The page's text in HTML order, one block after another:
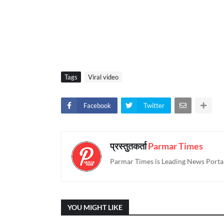
Tags Viral video
Facebook Twitter
प्रस्तुतकर्ताParmar Times
Parmar Times is Leading News
YOU MIGHT LIKE